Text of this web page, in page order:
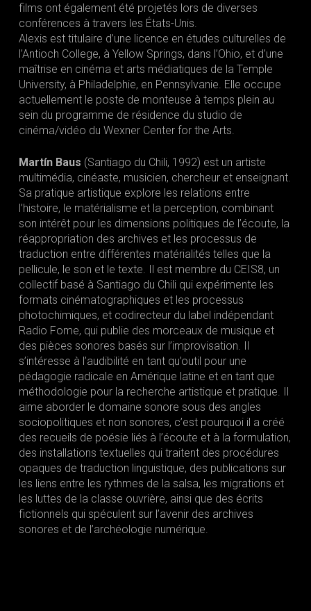
films ont également été projetés lors de diverses
conférences à travers les États-Unis.
Alexis est titulaire d’une licence en études culturelles de
l’Antioch College, à Yellow Springs, dans l’Ohio, et d’une
maîtrise en cinéma et arts médiatiques de la Temple
University, à Philadelphie, en Pennsylvanie. Elle occupe
actuellement le poste de monteuse à temps plein au
sein du programme de résidence du studio de
cinéma/vidéo du Wexner Center for the Arts.
Martín Baus (Santiago du Chili, 1992) est un artiste
multimédia, cinéaste, musicien, chercheur et enseignant.
Sa pratique artistique explore les relations entre
l’histoire, le matérialisme et la perception, combinant
son intérêt pour les dimensions politiques de l’écoute, la
réappropriation des archives et les processus de
traduction entre différentes matérialités telles que la
pellicule, le son et le texte. Il est membre du CEIS8, un
collectif basé à Santiago du Chili qui expérimente les
formats cinématographiques et les processus
photochimiques, et codirecteur du label indépendant
Radio Fome, qui publie des morceaux de musique et
des pièces sonores basés sur l’improvisation. Il
s’intéresse à l’audibilité en tant qu’outil pour une
pédagogie radicale en Amérique latine et en tant que
méthodologie pour la recherche artistique et pratique. Il
aime aborder le domaine sonore sous des angles
sociopolitiques et non sonores, c’est pourquoi il a créé
des recueils de poésie liés à l’écoute et à la formulation,
des installations textuelles qui traitent des procédures
opaques de traduction linguistique, des publications sur
les liens entre les rythmes de la salsa, les migrations et
les luttes de la classe ouvrière, ainsi que des écrits
fictionnels qui spéculent sur l’avenir des archives
sonores et de l’archéologie numérique.